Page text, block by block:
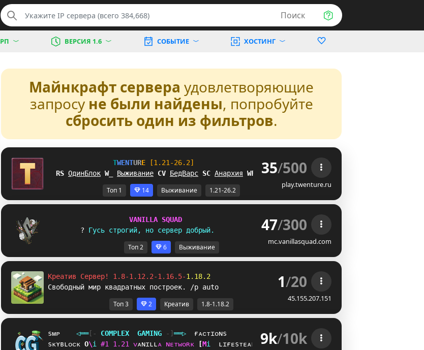
Поиск
РП ВЕРСИЯ 1.6 СОБЫТИЕ ХОСТИНГ
Майнкрафт сервера удовлетворяющие
запросу не были найдены, попробуйте
сбросить один из фильтров.
TWENTURE
[1.21-26.2]
HM ОдинБлок EW Выживание SD БедВарс II Анархия ]N 35/500
play.twenture.ru
Топ 1 14 Выживание 1.21-26.2
VANIL L A SQUAD
? Гусь строгий, но сервер добрый. 47/300
mc.vanillasquad.com
Топ 2 6 Выживание
Креатив Сервер! 1.8-1.12.2-1.16.5-1.18.2
Свободный мир квадратных построек. /p auto
1/20
45.155.207.151
Топ 3 2 Креатив 1.8-1.18.2
sᴍᴘ ◁══[‐ COMPL EX GAMING ‐]══▷
ғᴀᴄᴛɪᴏɴs
sᴋʏʙʟᴏᴄᴋ Z^i #1 1 . 21 ᴠᴀɴɪʟʟᴀ ɴᴇᴛᴡᴏʀᴋ \Di ʟɪғᴇsᴛᴇᴀʟ 9k/10k